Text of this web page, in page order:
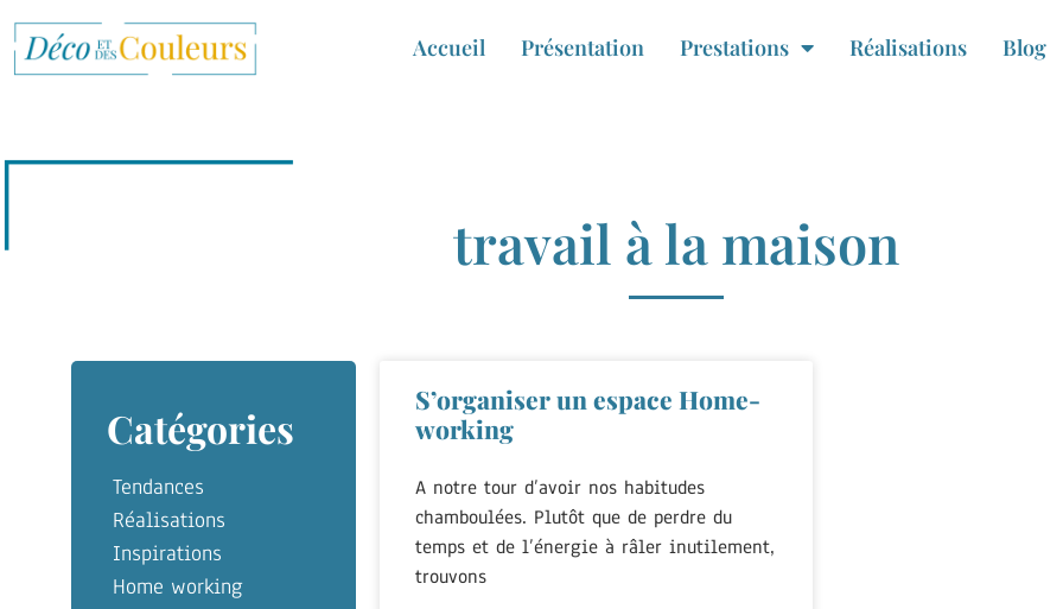
Accueil Présentation Prestations Réalisations Blog
travail à la maison
Catégories
Tendances
Réalisations
Inspirations
Home working
S’organiser un espace Home-
working
A notre tour d’avoir nos habitudes
chamboulées. Plutôt que de perdre du
temps et de l’énergie à râler inutilement,
trouvons